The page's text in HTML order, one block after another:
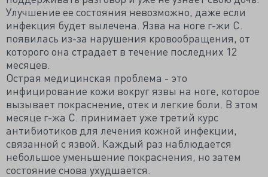
Улучшение ее состояния невозможно, даже если
инфекция будет вылечена. Язва на ноге г-жи С.
появилась из-за нарушения кровообращения, от
которого она страдает в течение последних 12
месяцев.
Острая медицинская проблема - это
инфицирование кожи вокруг язвы на ноге, которое
вызывает покраснение, отек и легкие боли. В этом
месяце г-жа С. принимает уже третий курс
антибиотиков для лечения кожной инфекции,
связанной с язвой. Каждый раз наблюдается
небольшое уменьшение покраснения, но затем
состояние снова ухудшается.